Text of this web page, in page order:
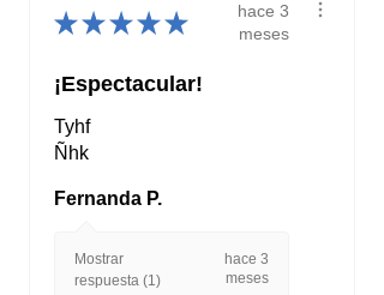
★ ★ ★ ★ ★
hace 3
meses
¡Espectacular!
Tyhf
Ñhk
Fernanda P.
Mostrar
respuesta (1)
hace 3
meses